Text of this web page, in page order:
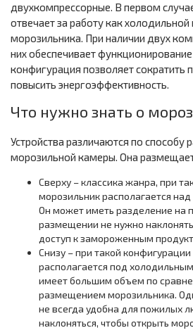
двухкомпрессорные. В первом
отвечает за работу как холодильной
морозильника. При наличии двух
них обеспечивает
конфигурация позволяет сократить
повысить энергоэффективность.
Что нужно знать о
Устройства различаются по способу
морозильной камеры. Она
Сверху – классика жанра, при
морозильник располагается
Он может иметь разделение на
размещении не нужно
доступ к замороженным
Снизу – при такой
располагается под
имеет большим объем по
размещением морозильника.
не всегда удобна для пожилых
наклоняться, чтобы открыть